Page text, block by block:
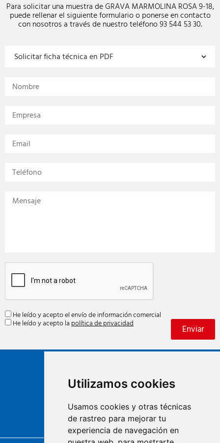
Utilizamos cookies
Usamos cookies y otras técnicas
de rastreo para mejorar tu
experiencia de navegación en
Para solicitar una muestra de GRAVA MARMOLINA ROSA 9-18,
puede rellenar el siguiente formulario o ponerse en contacto
con nosotros a través de nuestro teléfono 93 544 53 30.
He leído y acepto el envío de información comercial
He leído y acepto la política de privacidad
Centre d'àrids de Barcelona